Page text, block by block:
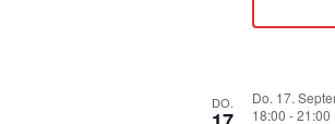
DO.
Do. 17.
18:00 -21:00